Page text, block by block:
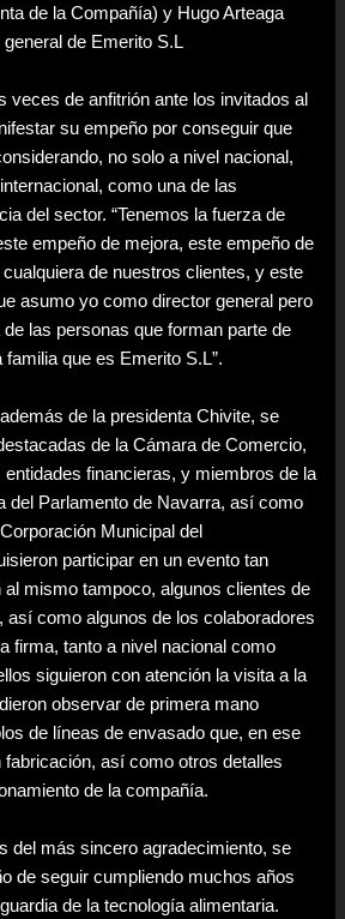
de la Compañía) y Hugo Arteaga
de Emerito S.L
veces de anfitrión ante los invitados al
su empeño por conseguir que
no solo a nivel nacional,
como una de las
del sector. “Tenemos la fuerza de
empeño de mejora, este empeño de
de nuestros clientes, y este
asumo yo como director general pero
las personas que forman parte de
que es Emerito S.L”.
de la presidenta Chivite, se
de la Cámara de Comercio,
financieras, y miembros de la
del Parlamento de Navarra, así como
Municipal del
participar en un evento tan
al mismo tampoco, algunos clientes de
así como algunos de los colaboradores
firma, tanto a nivel nacional como
siguieron con atención la visita a la
observar de primera mano
de líneas de envasado que, en ese
así como otros detalles
de la compañía.
del más sincero agradecimiento, se
de seguir cumpliendo muchos años
de la tecnología alimentaria.